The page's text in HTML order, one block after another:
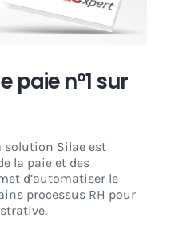
paie n°1 sur
solution Silae est
la paie et des
d’automatiser le
processus RH pour